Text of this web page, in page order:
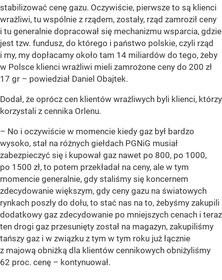
stabilizować cenę gazu. Oczywiście, pierwsze to są klienci
wrażliwi, tu wspólnie z rządem, zostały, rząd zamroził ceny
i tu generalnie dopracował się mechanizmu wsparcia, gdzie
jest tzw. fundusz, do którego i państwo polskie, czyli rząd
i my, my dopłacamy około tam 14 miliardów do tego, żeby
w Polsce klienci wrażliwi mieli zamrożone ceny do 200 zł
17 gr – powiedział Daniel Obajtek.
Dodał, że oprócz cen klientów wrażliwych byli klienci, którzy
korzystali z cennika Orlenu.
– No i oczywiście w momencie kiedy gaz był bardzo
wysoko, stał na różnych giełdach PGNiG musiał
zabezpieczyć się i kupował gaz nawet po 800, po 1000,
po 1500 zł, to potem przekładał na ceny, ale w tym
momencie generalnie, gdy staliśmy się koncernem
zdecydowanie większym, gdy ceny gazu na światowych
rynkach poszły do dołu, to stać nas na to, żebyśmy zakupili
dodatkowy gaz zdecydowanie po mniejszych cenach i teraz
ten drogi gaz przesunięty został na magazyn, zakupiliśmy
tańszy gaz i w związku z tym w tym roku już łącznie
z majową obniżką dla klientów cennikowych obniżyliśmy
62 proc. cenę – kontynuował.